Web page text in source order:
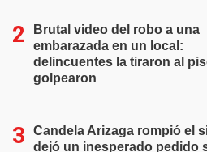
Brutal video del robo a una
embarazada en un local:
delincuentes la tiraron al
golpearon
Candela Arizaga rompió el
dejó un inesperado pedido